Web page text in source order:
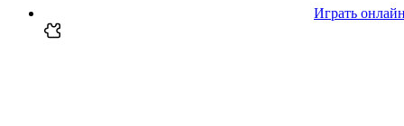
Играть онлайн